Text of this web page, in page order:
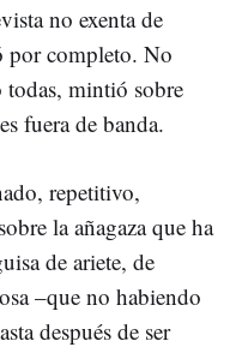
no exenta de
por completo. No
todas, mintió sobre
fuera de banda.
repetitivo,
la añagaza que ha
de ariete, de
–que no habiendo
después de ser